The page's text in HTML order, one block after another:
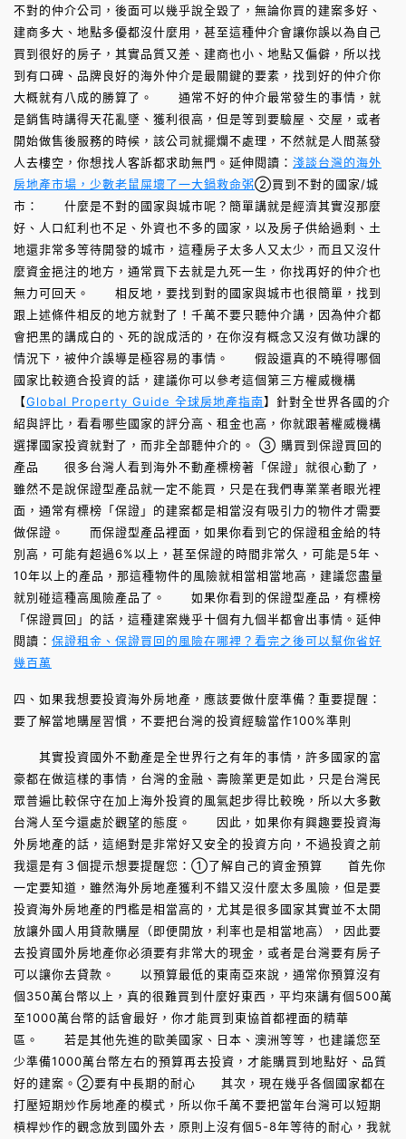
不對的仲介公司，後面可以幾乎說全毀了，無論你買的建案多好、
建商多大、地點多優都沒什麼用，甚至這種仲介會讓你誤以為自己
買到很好的房子，其實品質又差、建商也小、地點又偏僻，所以找
到有口碑、品牌良好的海外仲介是最關鍵的要素，找到好的仲介你
大概就有八成的勝算了。 通常不好的仲介最常發生的事情，就
是銷售時講得天花亂墜、獲利很高，但是等到要驗屋、交屋，或者
開始做售後服務的時候，該公司就擺爛不處理，不然就是人間蒸發
人去樓空，你想找人客訴都求助無門。延伸閱讀： 淺談台灣的海外
房地產市場，少數老鼠屎壞了一大鍋救命粥②買到不對的國家/城
市： 什麼是不對的國家與城市呢？簡單講就是經濟其實沒那麼
好、人口紅利也不足、外資也不多的國家，以及房子供給過剩、土
地還非常多等待開發的城市，這種房子太多人又太少，而且又沒什
麼資金挹注的地方，通常買下去就是九死一生，你找再好的仲介也
無力可回天。 相反地，要找到對的國家與城市也很簡單，找到
跟上述條件相反的地方就對了！千萬不要只聽仲介講，因為仲介都
會把黑的講成白的、死的說成活的，在你沒有概念又沒有做功課的
情況下，被仲介誤導是極容易的事情。 假設還真的不曉得哪個
國家比較適合投資的話，建議你可以參考這個第三方權威機構
【Global Property Guide 全球房地產指南】針對全世界各國的介
紹與評比，看看哪些國家的評分高、租金也高，你就跟著權威機構
選擇國家投資就對了，而非全部聽仲介的。 ③ 購買到保證買回的
產品 很多台灣人看到海外不動產標榜著「保證」就很心動了，
雖然不是說保證型產品就一定不能買，只是在我們專業業者眼光裡
面，通常有標榜「保證」的建案都是相當沒有吸引力的物件才需要
做保證。 而保證型產品裡面，如果你看到它的保證租金給的特
別高，可能有超過6%以上，甚至保證的時間非常久，可能是5年、
10年以上的產品，那這種物件的風險就相當相當地高，建議您盡量
就別碰這種高風險產品了。 如果你看到的保證型產品，有標榜
「保證買回」的話，這種建案幾乎十個有九個半都會出事情。延伸
閱讀： 保證租金、保證買回的風險在哪裡？看完之後可以幫你省好
幾百萬
四、如果我想要投資海外房地產，應該要做什麼準備？重要提醒：
要了解當地購屋習慣，不要把台灣的投資經驗當作100%準則
其實投資國外不動產是全世界行之有年的事情，許多國家的富
豪都在做這樣的事情，台灣的金融、壽險業更是如此，只是台灣民
眾普遍比較保守在加上海外投資的風氣起步得比較晚，所以大多數
台灣人至今還處於觀望的態度。 因此，如果你有興趣要投資海
外房地產的話，這絕對是非常好又安全的投資方向，不過投資之前
我還是有３個提示想要提醒您：①了解自己的資金預算 首先你
一定要知道，雖然海外房地產獲利不錯又沒什麼太多風險，但是要
投資海外房地產的門檻是相當高的，尤其是很多國家其實並不太開
放讓外國人用貸款購屋（即便開放，利率也是相當地高），因此要
去投資國外房地產你必須要有非常大的現金，或者是台灣要有房子
可以讓你去貸款。 以預算最低的東南亞來說，通常你預算沒有
個350萬台幣以上，真的很難買到什麼好東西，平均來講有個500萬
至1000萬台幣的話會最好，你才能買到東協首都裡面的精華
區。 若是其他先進的歐美國家、日本、澳洲等等，也建議您至
少準備1000萬台幣左右的預算再去投資，才能購買到地點好、品質
好的建案。②要有中長期的耐心 其次，現在幾乎各個國家都在
打壓短期炒作房地產的模式，所以你千萬不要把當年台灣可以短期
槓桿炒作的觀念放到國外去，原則上沒有個5-8年等待的耐心，我就